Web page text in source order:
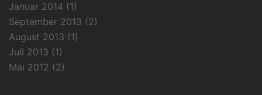
Januar 2014 (1)
September 2013 (2)
August 2013 (1)
Juli 2013 (1)
Mai 2012 (2)